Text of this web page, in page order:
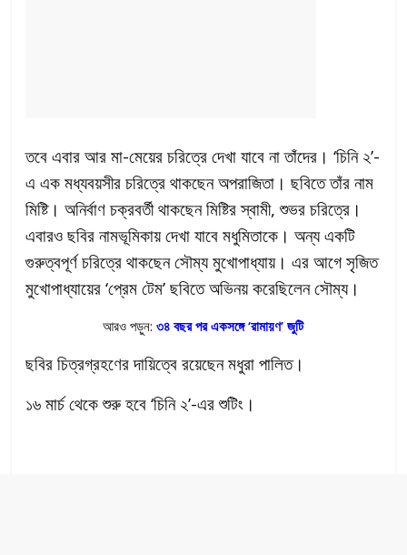
তবে এবার আর মা-মেয়ের চরিত্রে দেখা যাবে না তাঁদের। ‘চিনি ২’-
এ এক মধ্যবয়সীর চরিত্রে থাকছেন অপরাজিতা। ছবিতে তাঁর নাম
মিষ্টি। অনির্বাণ চক্রবর্তী থাকছেন মিষ্টির স্বামী, শুভর চরিত্রে।
এবারও ছবির নামভূমিকায় দেখা যাবে মধুমিতাকে। অন্য একটি
গুরুত্বপূর্ণ চরিত্রে থাকছেন সৌম্য মুখোপাধ্যায়। এর আগে সৃজিত
মুখোপাধ্যায়ের ‘প্রেম টেম’ ছবিতে অভিনয় করেছিলেন সৌম্য।
আরও পড়ুন:৩৪ বছর পর একসঙ্গে ‘রামায়ণ’ জুটি
ছবির চিত্রগ্রহণের দায়িত্বে রয়েছেন মধুরা পালিত।
১৬ মার্চ থেকে শুরু হবে ‘চিনি ২’-এর শুটিং।